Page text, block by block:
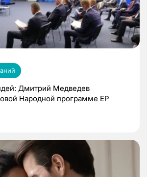
Дмитрий Медведев
Народной программе ЕР